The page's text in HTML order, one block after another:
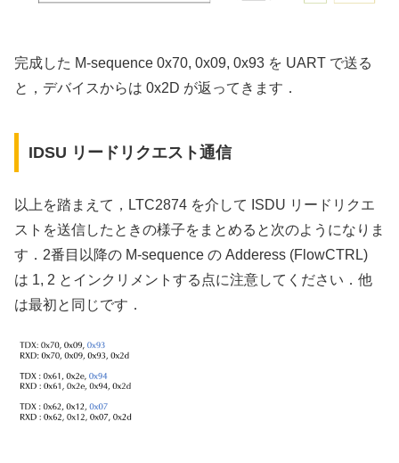
完成した M-sequence 0x70, 0x09, 0x93 を UART で送る
と，デバイスからは 0x2D が返ってきます．
IDSU リードリクエスト通信
以上を踏まえて，LTC2874 を介して ISDU リードリクエ
ストを送信したときの様子をまとめると次のようになりま
す．2番目以降の M-sequence の Adderess (FlowCTRL)
は 1, 2 とインクリメントする点に注意してください．他
は最初と同じです．